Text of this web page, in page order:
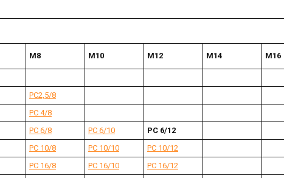
М8 М10 М12 М14 М16
РС2,5/8
РС 4/8
РС 6/8 РС 6/10
РС 6/12
РС 10/8 РС 10/10
РС 10/12
РС 16/8 РС 16/10
РС 16/12